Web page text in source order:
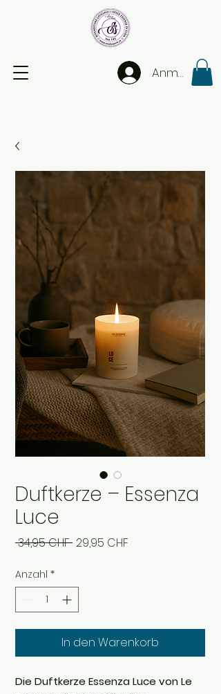
Anmelden
Duftkerze – Essenza
Luce
34,95 CHF Standardpreis
29,95 CHF
Anzahl *
In den Warenkorb
Die Duftkerze Essenza Luce von Le